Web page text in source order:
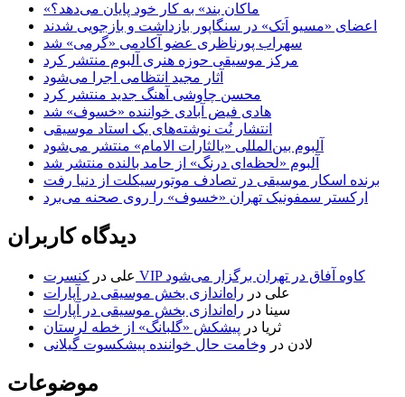
«ماکان بند» به کار خود پایان می‌دهد؟
اعضای «مسیو اَتک» در سنگاپور بازداشت و بازجویی شدند
سهراب پورناظری عضو آکادمی «گرمی» شد
مرکز موسیقی حوزه هنری آلبوم منتشر کرد
آثار مجید انتظامی اجرا می‌شود
محسن چاوشی آهنگ جدید منتشر کرد
هادی فیض آبادی خواننده «خسوف» شد
انتشار نُت نوشته‌های یک استاد موسیقی
آلبوم بین‌المللی «یالثارات الامام» منتشر می‌شود
آلبوم «لحظه‌ای درنگ» از حامد بالنده منتشر شد
برنده اسکار موسیقی در تصادف موتورسیکلت از دنیا رفت
ارکستر سمفونیک تهران «خسوف» را روی صحنه می‌برد
دیدگاه کاربران
علی در
کنسرت VIP کاوه آفاق در تهران برگزار می‌شود
علی در راه‌اندازی بخش موسیقی در آپارات
سینا در راه‌اندازی بخش موسیقی در آپارات
ثریا در پیشکش «گلبانگ» از خطه لرستان
لادن در وخامت حال خواننده پیشکسوت گیلانی
موضوعات